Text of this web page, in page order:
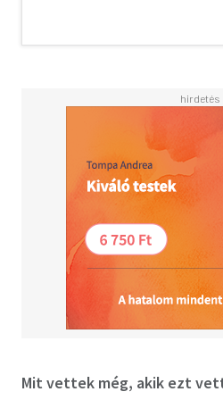
hagyja el nagy ritkán a szobáját.
majd, amikor fény derül Rachel
fél nehéz helyzetek elé állítani a
olvasóit... képtelen voltam
"Kegyetlen, szívszorító történet
túlélésről. Gillian Flynn és
különösen ajánlott!" Library
Olvasd el mások
Mit vettek még, akik ezt